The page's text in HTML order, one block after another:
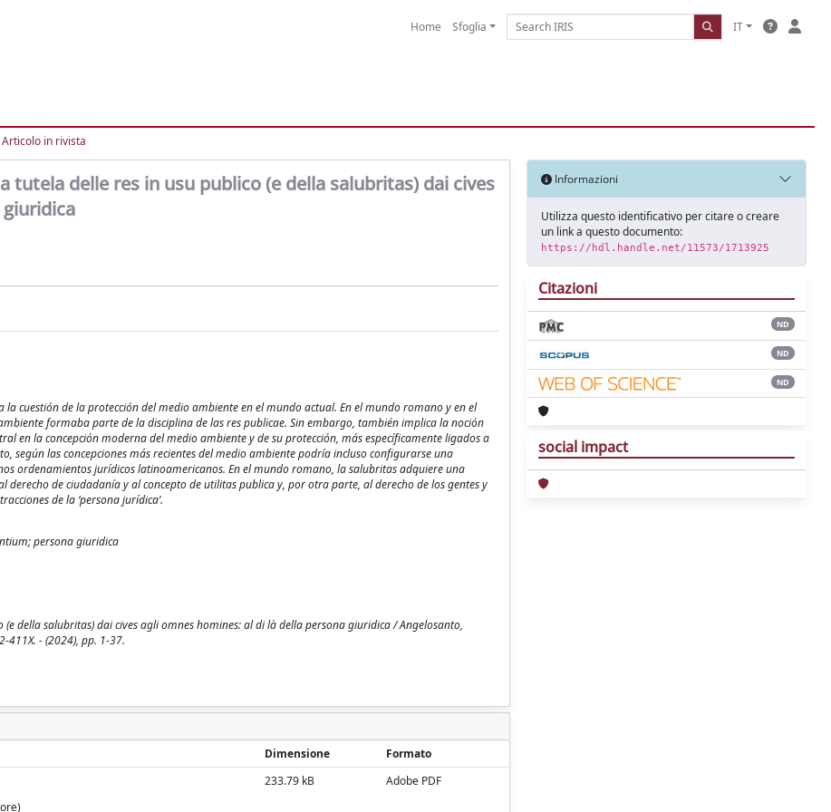
Home Sfoglia IT
in rivista
tutela delle res in usu publico (e della salubritas) dai cives
la cuestión de la protección del medio ambiente en el mundo actual. En el mundo romano y en el
formaba parte de la disciplina de las res publicae. Sin embargo, también implica la noción
en la concepción moderna del medio ambiente y de su protección, más específicamente ligados a
según las concepciones más recientes del medio ambiente podría incluso configurarse una
ordenamientos jurídicos latinoamericanos. En el mundo romano, la salubritas adquiere una
de ciudadanía y al concepto de utilitas publica y, por otra parte, al derecho de los gentes y
de la ‘persona jurídica’.
persona giuridica
della salubritas) dai cives agli omnes homines: al di là della persona giuridica / Angelosanto,
411X. - (2024), pp. 1-37.
Dimensione
Formato
233.79 kB Adobe PDF
Informazioni
Utilizza questo identificativo per citare o creare
un link a questo documento:
https://hdl.handle.net/11573/1713925
Citazioni
ND
ND
ND
social impact